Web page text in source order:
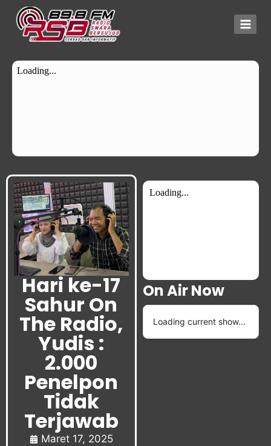
Hari ke-17
Sahur On
The Radio,
Yudis :
2.000
Penelpon
Tidak
Terjawab
Maret 17, 2025
On Air Now
Loading current show...